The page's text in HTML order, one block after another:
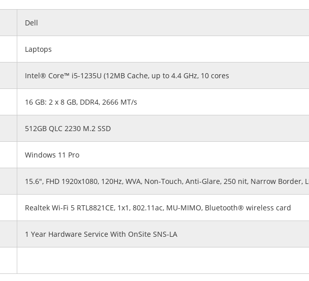
Dell
Laptops
Intel® Core™ i5-1235U (12MB Cache, up to 4.4 GHz, 10 cores
16 GB: 2 x 8 GB, DDR4, 2666 MT/s
512GB QLC 2230 M.2 SSD
Windows 11 Pro
15.6", FHD 1920x1080, 120Hz, WVA, Non-Touch, Anti-Glare, 250 nit, Narrow Border,
Realtek Wi-Fi 5 RTL8821CE, 1x1, 802.11ac, MU-MIMO, Bluetooth® wireless card
1 Year Hardware Service With OnSite SNS-LA